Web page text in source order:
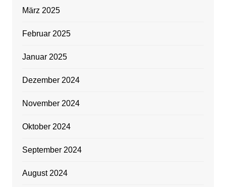
März 2025
Februar 2025
Januar 2025
Dezember 2024
November 2024
Oktober 2024
September 2024
August 2024